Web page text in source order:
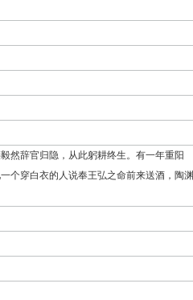
然辞官归隐，从此躬耕终生。有一年重阳
个穿白衣的人说奉王弘之命前来送酒，陶渊